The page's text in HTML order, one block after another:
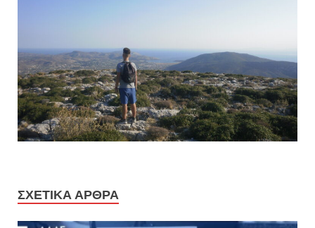
ΣΧΕΤΙΚΆ ΆΡΘΡΑ